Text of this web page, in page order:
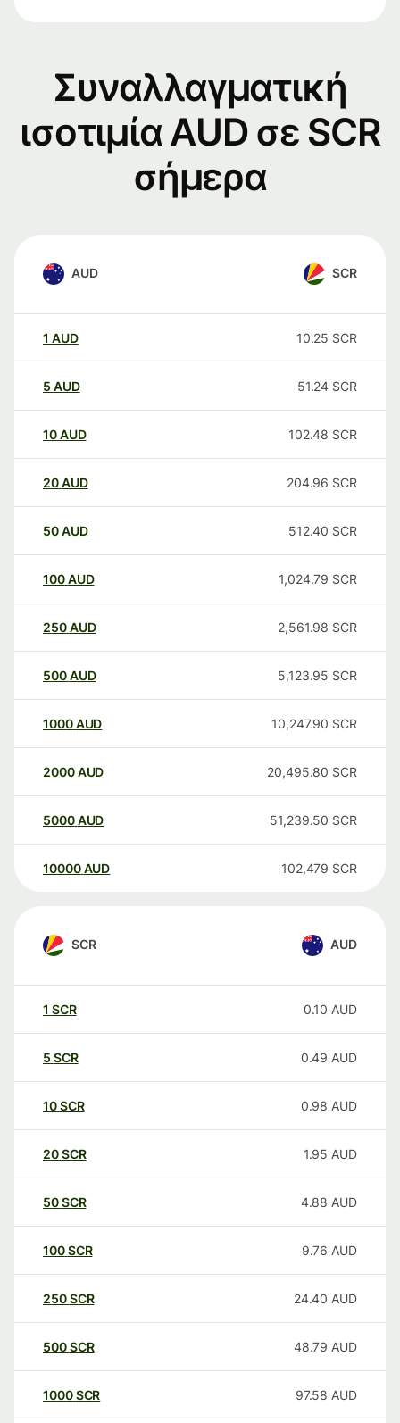
Συναλλαγματική
ισοτιμία AUD σε SCR
σήμερα
AUD SCR
1 AUD 10.25 SCR
5 AUD 51.24 SCR
10AUD 102.48 SCR
20AUD 204.96 SCR
50AUD 512.40 SCR
100AUD 1,024.79 SCR
250AUD 2,561.98 SCR
500AUD 5,123.95 SCR
1000AUD 10,247.90 SCR
2000AUD 20,495.80 SCR
5000AUD 51,239.50 SCR
10000 AUD 102,479 SCR
SCR AUD
1 SCR 0.10 AUD
5 SCR 0.49 AUD
10SCR 0.98 AUD
20SCR 1.95 AUD
50SCR 4.88 AUD
100SCR 9.76 AUD
250SCR 24.40 AUD
500SCR 48.79 AUD
1000SCR 97.58 AUD